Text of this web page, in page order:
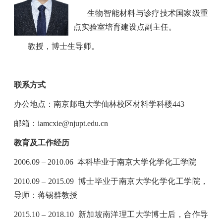
生物智能材料与诊疗技术国家级重
点实验室培育建设点副主任。
教授，博士生导师。
联系方式
办公地点：南京邮电大学仙林校区材料学科楼443
邮箱： iamcxie@njupt.edu.cn
教育及工作经历
2006.09 – 2010.06 本科毕业于南京大学化学化工学院
2010.09 – 2015.09 博士毕业于南京大学化学化工学院，
导师：蒋锡群教授
2015.10 – 2018.10 新加坡南洋理工大学博士后，合作导